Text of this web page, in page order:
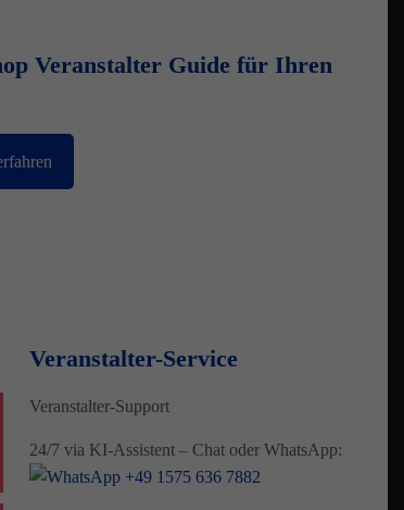
Veranstalter Guide für Ihren
Veranstalter-Service
Veranstalter-Support
24/7 via KI-Assistent – Chat oder WhatsApp:
+49 1575 636 7882